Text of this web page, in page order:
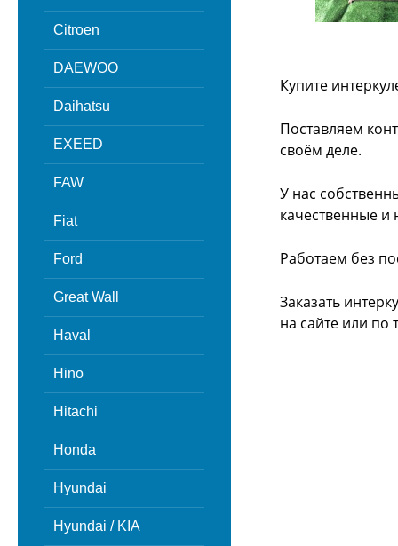
Citroen
DAEWOO
Daihatsu
EXEED
FAW
Fiat
Ford
Great Wall
Haval
Hino
Hitachi
Honda
Hyundai
Hyundai / KIA
Купите
Поставляем
своём деле.
У нас
качественные и
Работаем без
Заказать
на сайте или по